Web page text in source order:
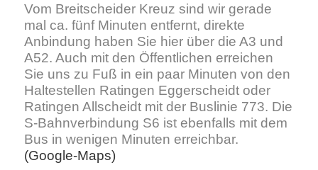
Vom Breitscheider Kreuz sind wir gerade
mal ca. fünf Minuten entfernt, direkte
Anbindung haben Sie hier über die A3 und
A52. Auch mit den Öffentlichen erreichen
Sie uns zu Fuß in ein paar Minuten von den
Haltestellen Ratingen Eggerscheidt oder
Ratingen Allscheidt mit der Buslinie 773. Die
S-Bahnverbindung S6 ist ebenfalls mit dem
Bus in wenigen Minuten erreichbar.
(Google-Maps)